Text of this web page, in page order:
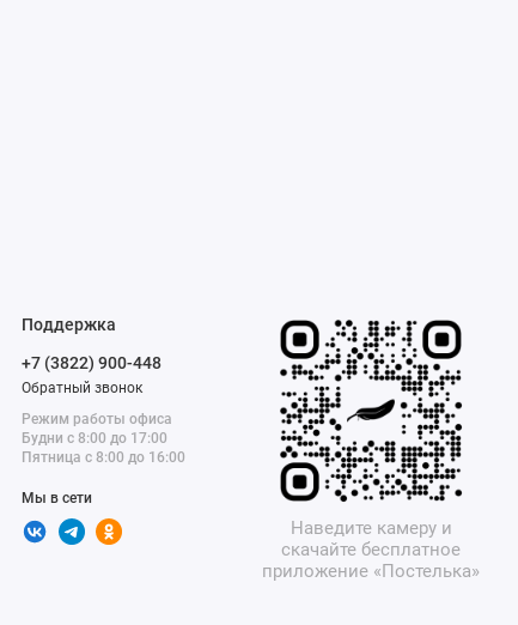
Поддержка
+7 (3822) 900-448
Обратный звонок
Режим работы офиса
Будни с 8:00 до 17:00
Пятница с 8:00 до 16:00
Мы в сети
Наведите камеру и
скачайте бесплатное
приложение «Постелька»